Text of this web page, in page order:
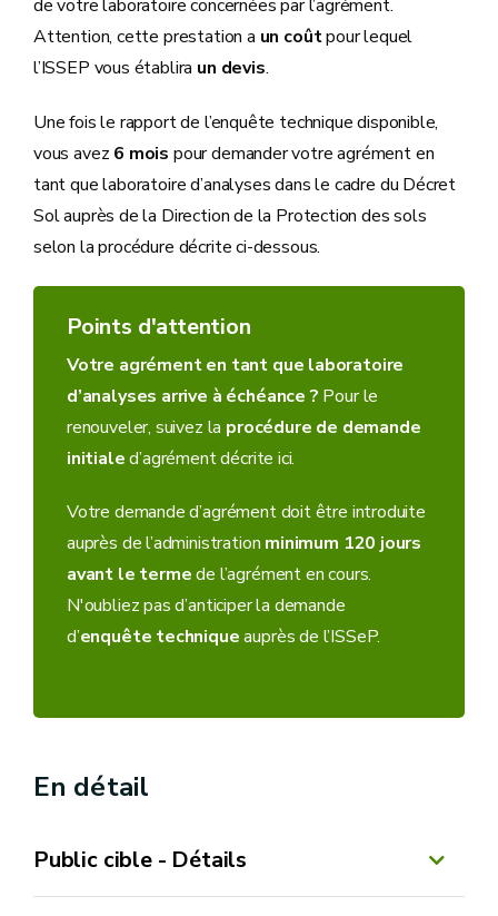
de votre laboratoire concernées par l’agrément.
Attention, cette prestation a un coûtpour lequel
l’ISSEP vous établira un devis.
Une fois le rapport de l’enquête technique disponible,
vous avez 6 mois pour demander votre agrément en
tant que laboratoire d’analyses dans le cadre du Décret
Sol auprès de la Direction de la Protection des sols
selon la procédure décrite ci-dessous.
Points d'attention
Votre agrément en tant que laboratoire
d’analyses arrive à échéance ? Pour le
renouveler, suivez la procédure de demande
initialed’agrément décrite ici.
Votre demande d’agrément doit être introduite
auprès de l’administration minimum 120 jours
avant le termede l’agrément en cours.
N'oubliez pas d’anticiper la demande
d’enquête techniqueauprès de l’ISSeP.
En détail
Public cible - Détails